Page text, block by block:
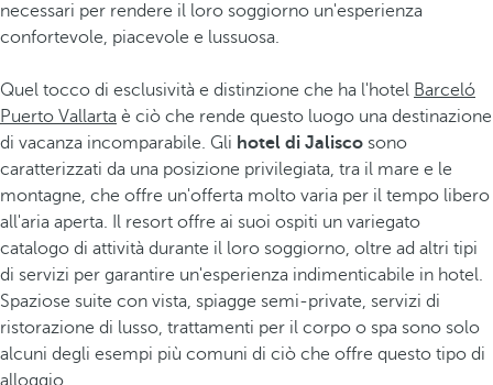
necessari per rendere il loro soggiorno un'esperienza
confortevole, piacevole e lussuosa.
Quel tocco di esclusività e distinzione che ha l'hotel Barceló
Puerto Vallarta è ciò che rende questo luogo una destinazione
di vacanza incomparabile. Gli hotel di Jalisco sono
caratterizzati da una posizione privilegiata, tra il mare e le
montagne, che offre un'offerta molto varia per il tempo libero
all'aria aperta. Il resort offre ai suoi ospiti un variegato
catalogo di attività durante il loro soggiorno, oltre ad altri tipi
di servizi per garantire un'esperienza indimenticabile in hotel.
Spaziose suite con vista, spiagge semi-private, servizi di
ristorazione di lusso, trattamenti per il corpo o spa sono solo
alcuni degli esempi più comuni di ciò che offre questo tipo di
alloggio.